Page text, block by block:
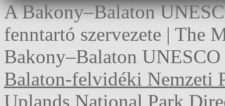
A Bakony–Balaton
fenntartó szervezete | The
Bakony–Balaton
Balaton-felvidéki Nemzeti
Uplands National Park